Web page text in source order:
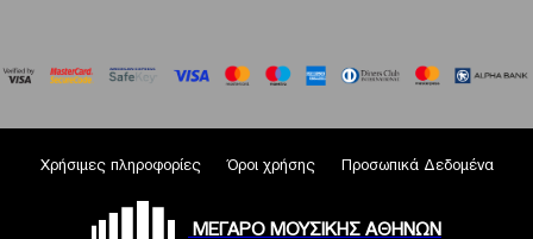
Χρήσιμες πληροφορίες Όροι χρήσης Προσωπικά Δεδομένα
ΜΕΓΑΡΟ ΜΟΥΣΙΚΗΣ ΑΘΗΝΩΝ